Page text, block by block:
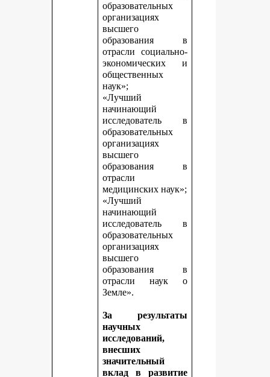
образовательных
организациях
высшего
образования в
отрасли социально-
экономических и
общественных
наук»;
«Лучший
начинающий
исследователь в
образовательных
организациях
высшего
образования в
отрасли
медицинских наук»;
«Лучший
начинающий
исследователь в
образовательных
организациях
высшего
образования в
отрасли наук о
Земле».
За результаты
научных
исследований,
внесших
значительный
вклад в развитие